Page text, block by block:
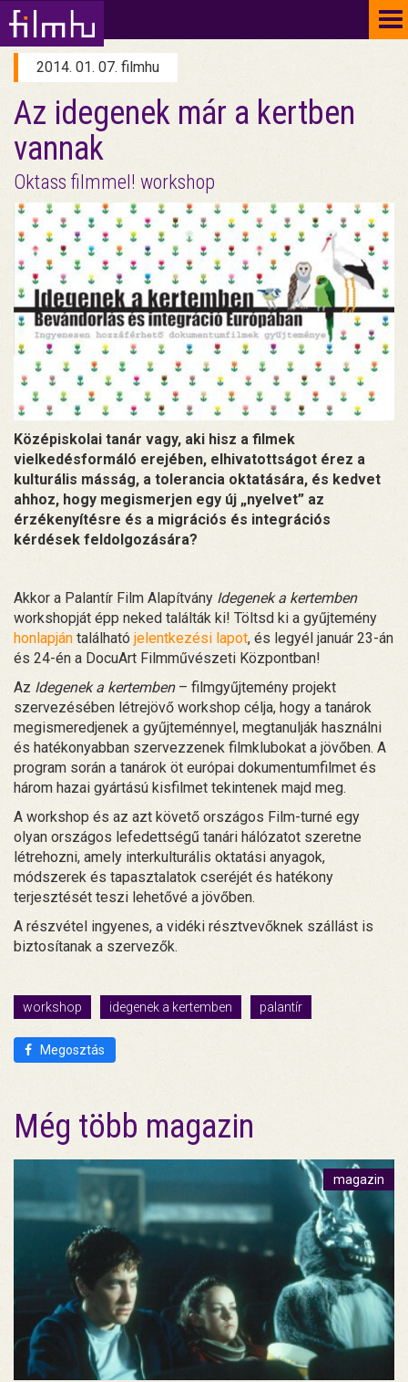
2014. 01. 07. filmhu
Az idegenek már a kertben
vannak
Oktass filmmel! workshop
Középiskolai tanár vagy, aki hisz a filmek
vielkedésformáló erejében, elhivatottságot érez a
kulturális másság, a tolerancia oktatására, és kedvet
ahhoz, hogy megismerjen egy új „nyelvet” az
érzékenyítésre és a migrációs és integrációs
kérdések feldolgozására?
Akkor a Palantír Film Alapítvány Idegenek a kertemben
workshopját épp neked találták ki! Töltsd ki a gyűjtemény
honlapján található jelentkezési lapot, és legyél január 23-án
és 24-én a DocuArt Filmművészeti Központban!
Az Idegenek a kertemben– filmgyűjtemény projekt
szervezésében létrejövő workshop célja, hogy a tanárok
megismeredjenek a gyűjteménnyel, megtanulják használni
és hatékonyabban szervezzenek filmklubokat a jövőben. A
program során a tanárok öt európai dokumentumfilmet és
három hazai gyártású kisfilmet tekintenek majd meg.
A workshop és az azt követő országos Film-turné egy
olyan országos lefedettségű tanári hálózatot szeretne
létrehozni, amely interkulturális oktatási anyagok,
módszerek és tapasztalatok cseréjét és hatékony
terjesztését teszi lehetővé a jövőben.
A részvétel ingyenes, a vidéki résztvevőknek szállást is
biztosítanak a szervezők.
workshop idegenek a kertemben palantír
Megosztás
Még több magazin
magazin